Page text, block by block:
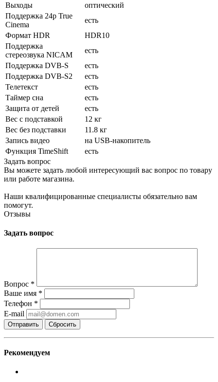
Выходы
оптический
Поддержка 24p True
Cinema
есть
Формат HDR
HDR10
Поддержка
стереозвука NICAM
есть
Поддержка DVB-S
есть
Поддержка DVB-S2
есть
Телетекст
есть
Таймер сна
есть
Защита от детей
есть
Вес с подставкой
12 кг
Вес без подставки
11.8 кг
Запись видео
на USB-накопитель
Функция TimeShift
есть
Задать вопрос
Вы можете задать любой интересующий вас вопрос по товару
или работе магазина.
Наши квалифицированные специалисты обязательно вам
помогут.
Отзывы
Задать вопрос
Вопрос *
Ваше имя *
Телефон *
E-mail
Сбросить
Рекомендуем